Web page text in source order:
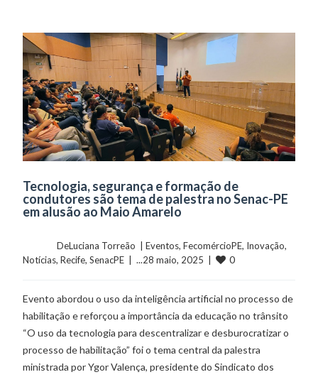
Tecnologia, segurança e formação de
condutores são tema de palestra no Senac-PE
em alusão ao Maio Amarelo
	    	DeLuciana Torreão  |
Eventos, FecomércioPE, Inovação
Notícias, Recife, SenacPE
  |  ...28 maio, 2025  |
0
Evento abordou o uso da inteligência artificial no processo de
habilitação e reforçou a importância da educação no trânsito
“O uso da tecnologia para descentralizar e desburocratizar o
processo de habilitação” foi o tema central da palestra
ministrada por Ygor Valença, presidente do Sindicato dos